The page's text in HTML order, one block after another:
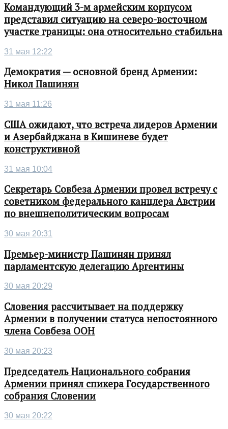
Командующий 3-м армейским корпусом
представил ситуацию на северо-восточном
участке границы: она относительно стабильна
31 мая 12:22
Демократия — основной бренд Армении:
Никол Пашинян
31 мая 11:26
США ожидают, что встреча лидеров Армении
и Азербайджана в Кишиневе будет
конструктивной
31 мая 10:04
Секретарь Совбеза Армении провел встречу с
советником федерального канцлера Австрии
по внешнеполитическим вопросам
30 мая 20:31
Премьер-министр Пашинян принял
парламентскую делегацию Аргентины
30 мая 20:29
Словения рассчитывает на поддержку
Армении в получении статуса непостоянного
члена Совбеза ООН
30 мая 20:23
Председатель Национального собрания
Армении принял спикера Государственного
собрания Словении
30 мая 20:22